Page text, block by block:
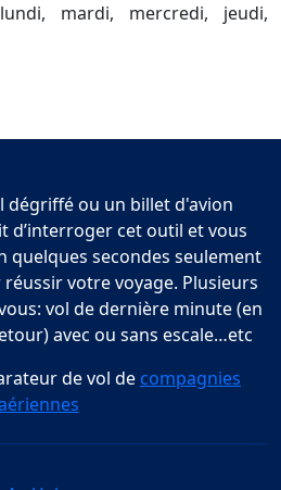
mardi, mercredi, jeudi,
dégriffé ou un billet d'avion
d’interroger cet outil et vous
quelques secondes seulement
votre voyage. Plusieurs
vol de dernière minute (en
avec ou sans escale…etc
de vol de compagnies